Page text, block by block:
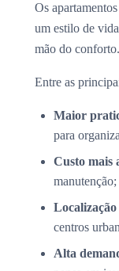
Os
um estilo de
mão do conforto.
Entre as
Maior
para
Custo mais
manutenção;
Localização
centros
Alta